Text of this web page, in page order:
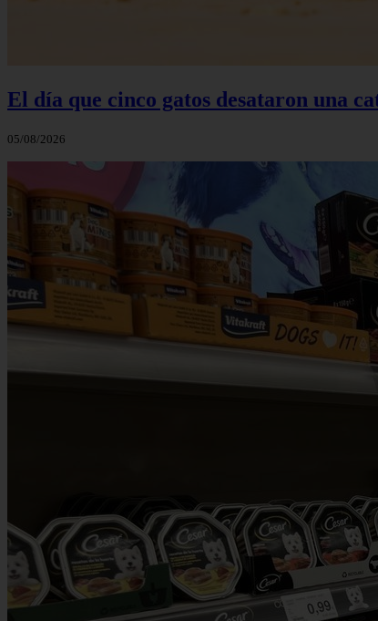
El día que cinco gatos desataron una
05/08/2026